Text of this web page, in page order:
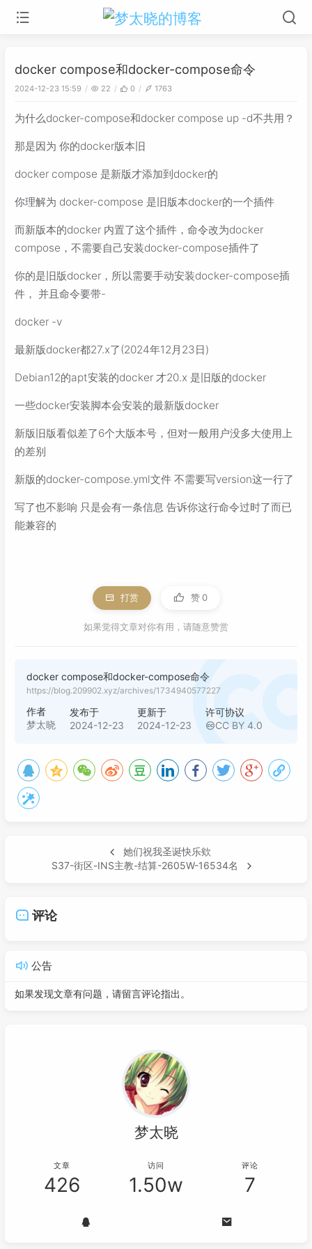
docker compose和docker-compose命令
2024-12-23 15:59 22 0 1763
为什么docker-compose和docker compose up -d不共用？
那是因为 你的docker版本旧
docker compose 是新版才添加到docker的
你理解为 docker-compose 是旧版本docker的一个插件
而新版本的docker 内置了这个插件，命令改为docker
compose，不需要自己安装docker-compose插件了
你的是旧版docker，所以需要手动安装docker-compose插
件， 并且命令要带-
docker -v
最新版docker都27.x了(2024年12月23日)
Debian12的apt安装的docker 才20.x 是旧版的docker
一些docker安装脚本会安装的最新版docker
新版旧版看似差了6个大版本号，但对一般用户没多大使用上
的差别
新版的docker-compose.yml文件 不需要写version这一行了
写了也不影响 只是会有一条信息 告诉你这行命令过时了而已
能兼容的
打赏 赞 0
如果觉得文章对你有用，请随意赞赏
docker compose和docker-compose命令
https://blog.209902.xyz/archives/1734940577227
作者
梦太晓
发布于
2024-12-23
更新于
2024-12-23
许可协议
CC BY 4.0
她们祝我圣诞快乐欸
S37-街区-INS主教-结算-2605W-16534名
评论
公告
如果发现文章有问题，请留言评论指出。
梦太晓
文章
426
访问
1.50w
评论
7